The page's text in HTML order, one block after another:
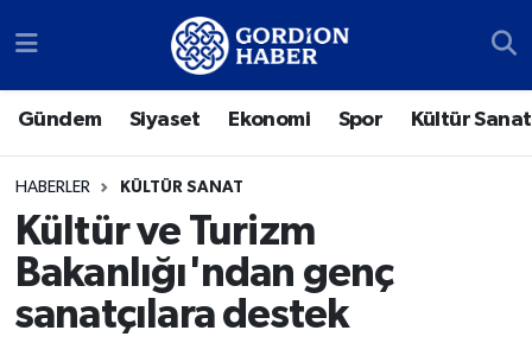
Gündem Siyaset Ekonomi Spor Kültür Sanat
HABERLER KÜLTÜR SANAT
Kültür ve Turizm
Bakanlığı'ndan genç
sanatçılara destek
Sosyal Medya Hesaplarımız
Siyaset
Ekonomi
Spor
Ankara Nöbetçi Eczaneler
Ankara Trafik Yoğunluk Haritası
Süper Lig Puan Durumu ve Fikstür
Tüm Manşetler